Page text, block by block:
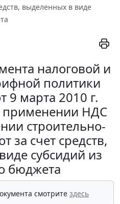
выделенных в виде
налоговой и
политики
марта 2010 г.
применении НДС
строительно-
за счет средств,
субсидий из
бюджета
смотрите здесь